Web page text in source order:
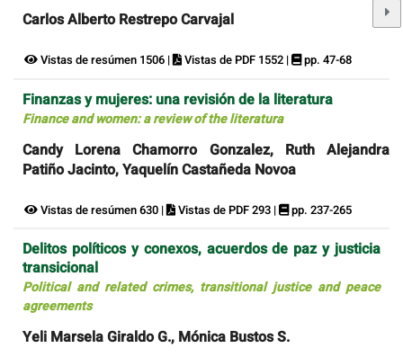
Carlos Alberto Restrepo Carvajal
Vistas de resúmen 1506 | Vistas de PDF 1552 | pp. 47-68
Finanzas y mujeres: una revisión de la literatura
Finance and women: a review of the literatura
Candy Lorena Chamorro Gonzalez, Ruth Alejandra
Patiño Jacinto, Yaquelín Castañeda Novoa
Vistas de resúmen 630 | Vistas de PDF 293 | pp. 237-265
Delitos políticos y conexos, acuerdos de paz y justicia
transicional
Political and related crimes, transitional justice and peace
agreements
Yeli Marsela Giraldo G., Mónica Bustos S.